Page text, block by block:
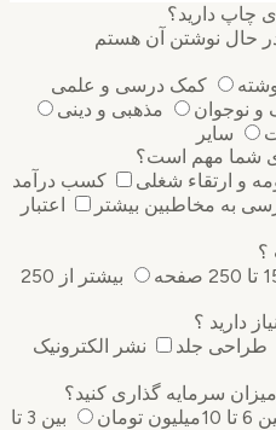
دارید؟
نوشتن آن هستم
کمک درسی و علمی
مذهبی و دینی
سایر
مهم است؟
شغلی
کسب درآمد
مخاطبین بیشتر
اعتبار
بیشتر از 250
؟
جلد
نشر الکترونیک
گذاری ‌کنید؟
بین 3 تا